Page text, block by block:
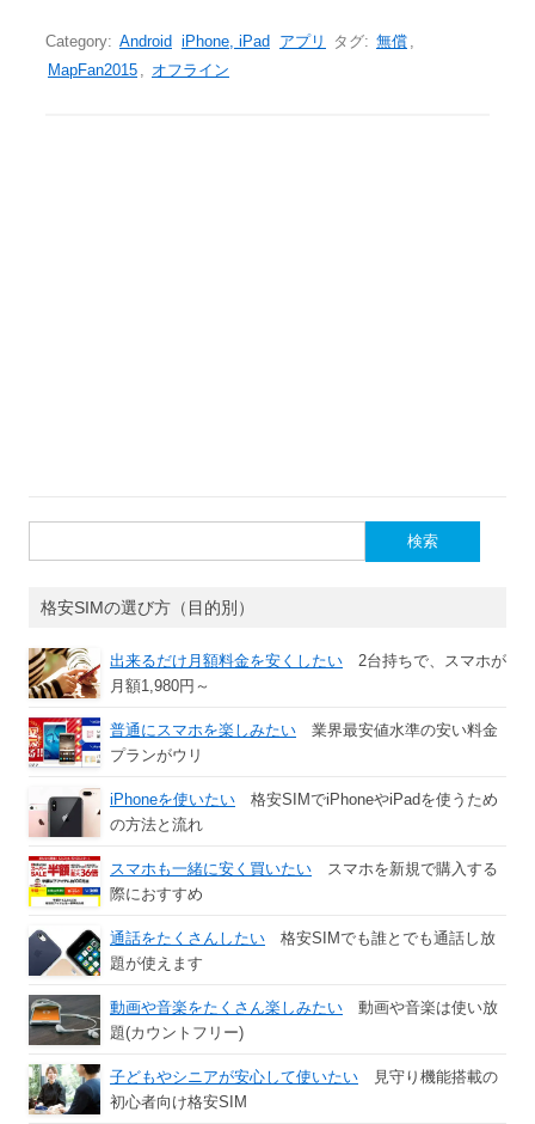
Category: Android iPhone, iPad アプリ タグ: 無償 ,
MapFan2015 , オフライン
索:
格安SIMの選び方（目的別）
出来るだけ月額料金を安くしたい 2台持ちで、スマホが
月額1,980円～
普通にスマホを楽しみたい 業界最安値水準の安い料金
プランがウリ
iPhoneを使いたい 格安SIMでiPhoneやiPadを使うため
の方法と流れ
スマホも一緒に安く買いたい スマホを新規で購入する
際におすすめ
通話をたくさんしたい 格安SIMでも誰とでも通話し放
題が使えます
動画や音楽をたくさん楽しみたい 動画や音楽は使い放
題(カウントフリー)
子どもやシニアが安心して使いたい 見守り機能搭載の
初心者向け格安SIM